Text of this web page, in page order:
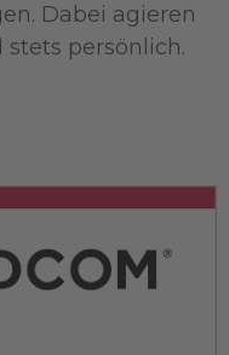
Dabei agieren
persönlich.